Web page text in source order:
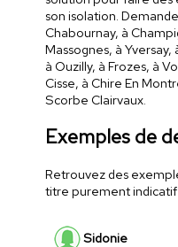
son isolation.
Chabournay, à
Massognes, à
à Ouzilly, à Frozes, à
Cisse, à Chire En
Scorbe Clairvaux.
Exemples de
Retrouvez des
titre purement indicatif
Sidonie